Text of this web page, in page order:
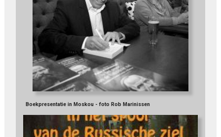
Boekpresentatie in Moskou - foto Rob Marinissen